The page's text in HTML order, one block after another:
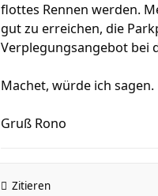
flottes Rennen werden.
gut zu erreichen, die
Verplegungsangebot bei
Machet, würde ich sagen.
Gruß Rono
Zitieren